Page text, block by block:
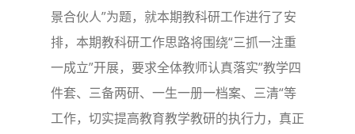
景合伙人”为题，就本期教科研工作进行了安
排，本期教科研工作思路将围绕“三抓一注重
一成立”开展，要求全体教师认真落实”教学四
件套、三备两研、一生一册一档案、三清“等
工作，切实提高教育教学教研的执行力，真正